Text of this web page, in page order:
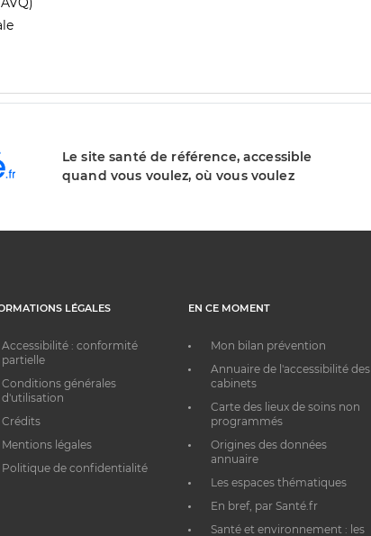
Le site santé de référence, accessible
quand vous voulez, où vous voulez
LÉGALES
Accessibilité : conformité
partielle
Conditions générales
d'utilisation
Crédits
Mentions légales
Politique de confidentialité
EN CE MOMENT
Mon bilan prévention
Annuaire de l'accessibilité des
cabinets
Carte des lieux de soins non
programmés
Origines des données
annuaire
Les espaces thématiques
En bref, par Santé.fr
Santé et environnement : les